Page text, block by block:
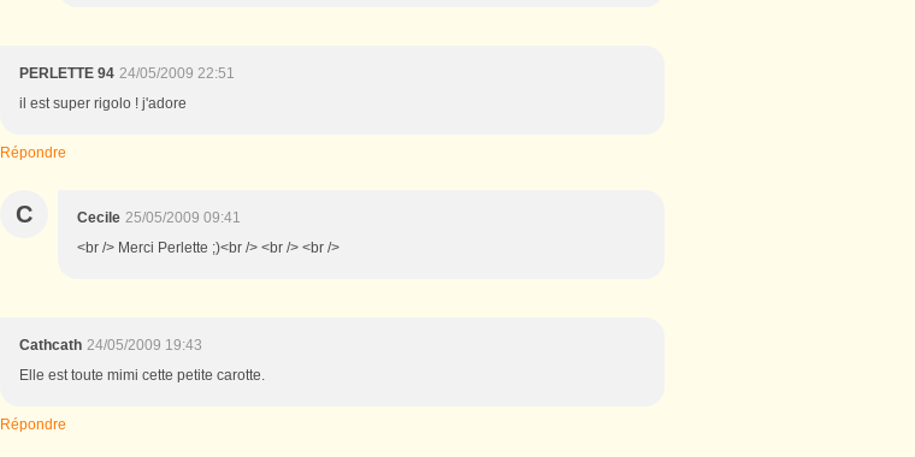
PERLETTE 94 24/05/2009 22:51
il est super rigolo ! j'adore
Répondre
C Cecile 25/05/2009 09:41
<br /> Merci Perlette ;)<br /> <br /> <br />
Cathcath 24/05/2009 19:43
Elle est toute mimi cette petite carotte.
Répondre